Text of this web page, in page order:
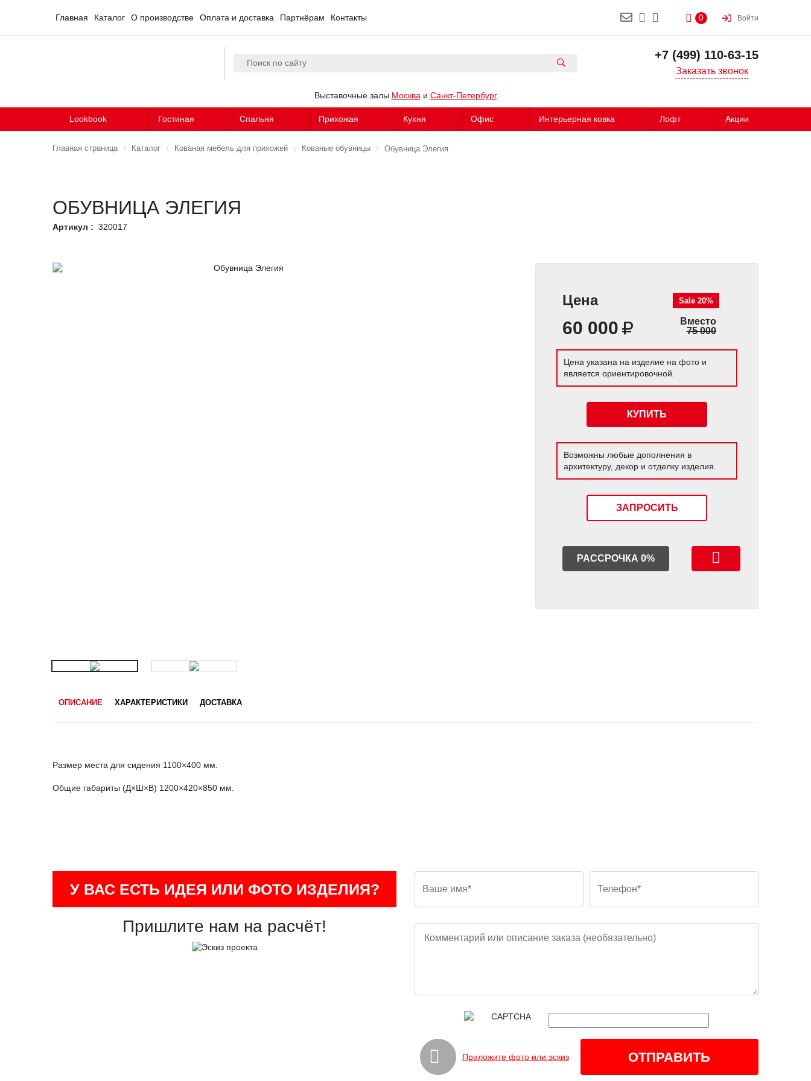
Главная Каталог О производстве Оплата и доставка Партнёрам Контакты 0 Войти
+7 (499) 110-63-15
Заказать звонок
Выставочные залы Москва и Санкт-Петербург
Lookbook Гостиная Спальня Прихожая Кухня Офис Интерьерная ковка Лофт Акции
Главная страница Каталог Кованая мебель для прихожей Кованые обувницы Обувница Элегия
ОБУВНИЦА ЭЛЕГИЯ
Артикул : 320017
Цена
60 000
Sale 20%
Вместо
75 000
Цена указана на изделие на фото и
является ориентировочной.
КУПИТЬ
Возможны любые дополнения в
архитектуру, декор и отделку изделия.
ЗАПРОСИТЬ
РАССРОЧКА 0%
ОПИСАНИЕ ХАРАКТЕРИСТИКИ ДОСТАВКА
Размер места для сидения 1100×400 мм.
Общие габариты (Д×Ш×В) 1200×420×850 мм.
У ВАС ЕСТЬ ИДЕЯ ИЛИ ФОТО ИЗДЕЛИЯ?
Пришлите нам на расчёт!
Приложите фото или эскиз